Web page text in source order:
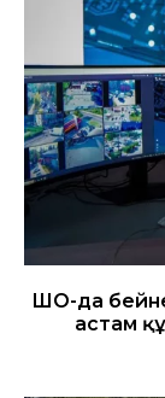
ШҚО-да
астам